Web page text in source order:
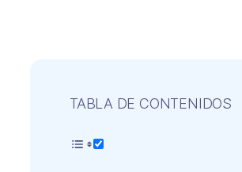
TABLA DE CONTENIDOS